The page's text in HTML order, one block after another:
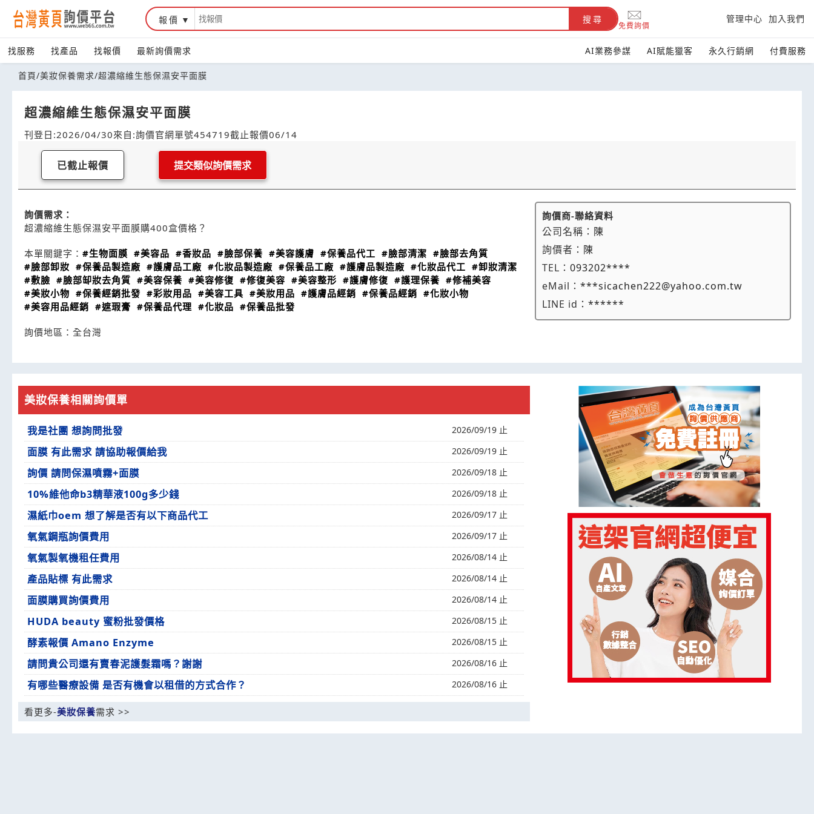
報價 搜尋
免費詢價
管理中心 加入我們
找服務 找產品 找報價 最新詢價需求 AI業務參謀 AI賦能獵客 永久行銷網 付費服務
首頁/美妝保養需求/超濃縮維生態保濕安平面膜
超濃縮維生態保濕安平面膜
刊登日:2026/04/30來自:詢價官網單號454719截止報價06/14
已截止報價 提交類似詢價需求
詢價需求：
超濃縮維生態保濕安平面膜購400盒價格？
本單關鍵字： #生物面膜 #美容品 #香妝品 #臉部保養 #美容護膚 #保養品代工 #臉部清潔 #臉部去角質
#臉部卸妝 #保養品製造廠 #護膚品工廠 #化妝品製造廠 #保養品工廠 #護膚品製造廠 #化妝品代工 #卸妝清潔
#敷臉 #臉部缷妝去角質 #美容保養 #美容修復 #修復美容 #美容整形 #護膚修復 #護理保養 #修補美容
#美妝小物 #保養經銷批發 #彩妝用品 #美容工具 #美妝用品 #護膚品經銷 #保養品經銷 #化妝小物
#美容用品經銷 #遮瑕膏 #保養品代理 #化妝品 #保養品批發
詢價地區： 全台灣
詢價商-聯絡資料
公司名稱： 陳
詢價者： 陳
TEL：093202****
eMail：***sicachen222@yahoo.com.tw
LINE id：******
美妝保養相關詢價單
我是社團 想詢問批發 2026/09/19 止
面膜 有此需求 請協助報價給我 2026/09/19 止
詢價 請問保濕噴霧+面膜 2026/09/18 止
10%維他命b3精華液100g多少錢 2026/09/18 止
濕紙巾oem 想了解是否有以下商品代工 2026/09/17 止
氧氣鋼瓶詢價費用 2026/09/17 止
氧氣製氧機租任費用 2026/08/14 止
產品貼標 有此需求 2026/08/14 止
面膜購買詢價費用 2026/08/14 止
HUDA beauty 蜜粉批發價格 2026/08/15 止
酵素報價 Amano Enzyme 2026/08/15 止
請問貴公司還有賣春泥護髮霜嗎？謝謝 2026/08/16 止
有哪些醫療設備 是否有機會以租借的方式合作？ 2026/08/16 止
看更多-美妝保養需求 >>